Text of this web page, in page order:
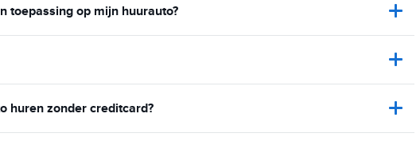
toepassing op mijn huurauto?
huren zonder creditcard?